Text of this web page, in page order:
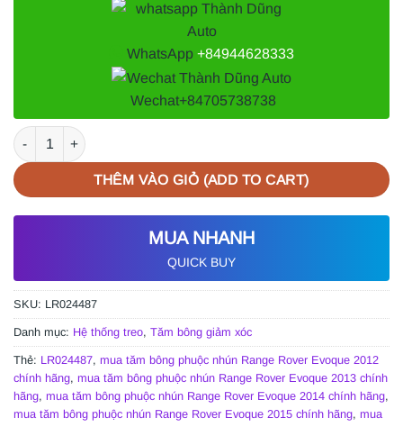
WhatsApp +84944628333
Wechat+84705738738
TĂM BÔNG PHUỘC NHÚN RANGE ROVER EVOQUE 2015|
THÊM VÀO GIỎ (ADD TO CART)
MUA NHANH
QUICK BUY
SKU: LR024487
Danh mục: Hệ thống treo, Tăm bông giảm xóc
Thẻ: LR024487, mua tăm bông phuộc nhún Range Rover Evoque 2012
chính hãng, mua tăm bông phuộc nhún Range Rover Evoque 2013 chính
hãng, mua tăm bông phuộc nhún Range Rover Evoque 2014 chính hãng,
mua tăm bông phuộc nhún Range Rover Evoque 2015 chính hãng, mua